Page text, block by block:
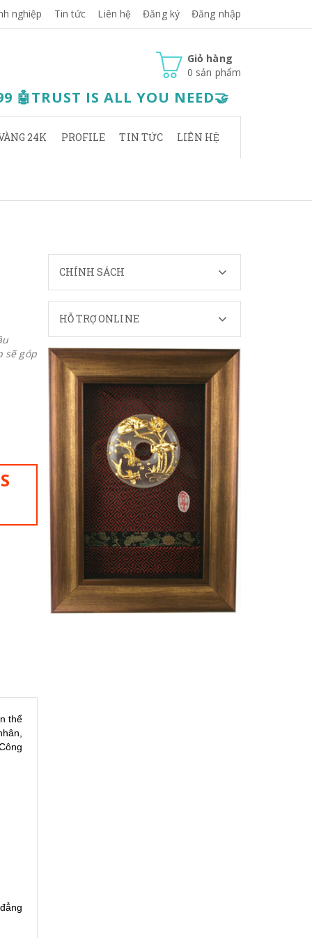
nghiệp Tin tức Liên hệ Đăng ký Đăng nhập
Giỏ hàng
0 sản phẩm
🤖TRUST IS ALL YOU NEED🤝
24K PROFILE TIN TỨC LIÊN HỆ
sẽ góp
thể
CHÍNH SÁCH
HỖ TRỢ ONLINE